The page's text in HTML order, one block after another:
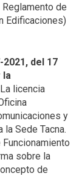
de
Edificaciones)
del 17
la
La licencia
y
Sede Tacna.
sobre la
de